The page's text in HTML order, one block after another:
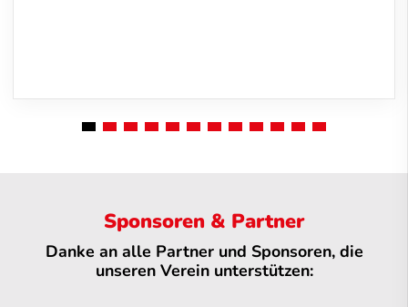
Sponsoren & Partner
Danke an alle Partner und Sponsoren, die
unseren Verein unterstützen: